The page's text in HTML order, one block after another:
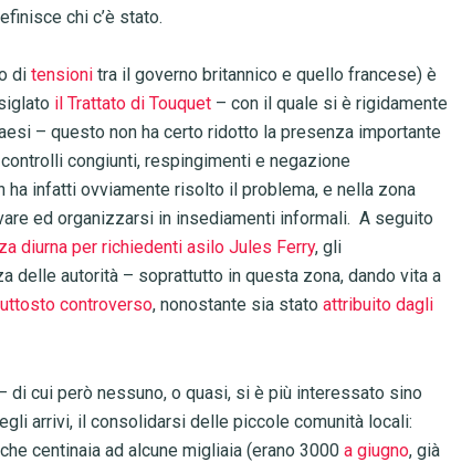
chi c’è stato.
di tensioni tra il governo britannico e quello francese) è
il Trattato di Touquet – con il quale si è rigidamente
– questo non ha certo ridotto la presenza importante
congiunti, respingimenti e negazione
infatti ovviamente risolto il problema, e nella zona
ed organizzarsi in insediamenti informali. A seguito
diurna per richiedenti asilo Jules Ferry, gli
delle autorità – soprattutto in questa zona, dando vita a
controverso, nonostante sia stato attribuito dagli
di cui però nessuno, o quasi, si è più interessato sino
arrivi, il consolidarsi delle piccole comunità locali:
centinaia ad alcune migliaia (erano 3000 a giugno, già